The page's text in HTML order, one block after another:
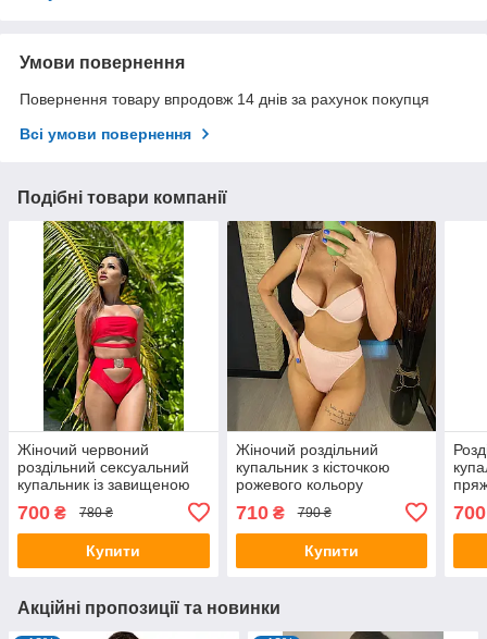
Умови повернення
Повернення товару впродовж 14 днів за рахунок покупця
Всі умови повернення
Подібні товари компанії
Жіночий червоний
роздільний сексуальний
купальник із завищеною
700 ₴ 780 ₴
Купити
Жіночий роздільний
купальник з кісточкою
рожевого кольору
710₴ 790 ₴
Купити
700
Акційні пропозиції та новинки